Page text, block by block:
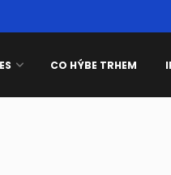
CO HÝBE TRHEM